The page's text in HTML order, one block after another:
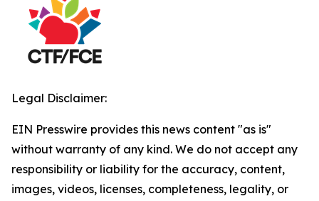
Legal Disclaimer:
EIN Presswire provides this news content "as is"
without warranty of any kind. We do not accept any
responsibility or liability for the accuracy, content,
images, videos, licenses, completeness, legality, or